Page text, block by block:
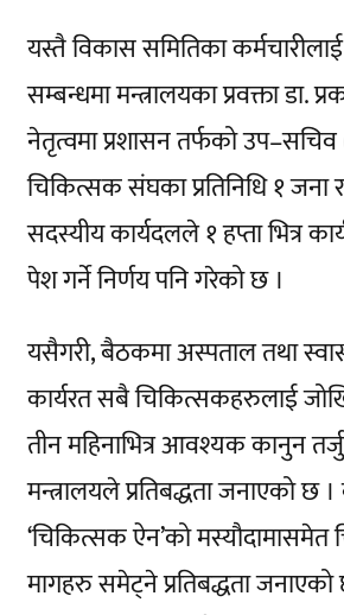
यस्तै विकास समितिका कर्मचारीलाई
सम्बन्धमा मन्त्रालयका प्रवक्ता डा.
नेतृत्वमा प्रशासन तर्फको उप–सचिव
चिकित्सक संघका प्रतिनिधि १ जना
सदस्यीय कार्यदलले १ हप्ता भित्र
पेश गर्ने निर्णय पनि गरेको छ ।
यसैगरी, बैठकमा अस्पताल तथा
कार्यरत सबै चिकित्सकहरुलाई
तीन महिनाभित्र आवश्यक कानुन
मन्त्रालयले प्रतिबद्धता जनाएको छ
‘चिकित्सक ऐन’को
मागहरु समेट्ने प्रतिबद्धता